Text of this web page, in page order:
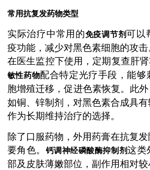
常用抗复发药物类型
实际治疗中常用的免疫调节剂可以
疫功能，减少对黑色素细胞的攻
在医生监控下使用，定期复查肝
敏性药物配合特定光疗手段，能够
胞增殖迁移，促进色素恢复。此外
如铜、锌制剂，对黑色素合成具
作为长期维持治疗的选择。
除了口服药物，外用药膏在抗复
要角色。
钙调神经磷酸酶抑制剂这类
部及皮肤薄嫩部位，副作用相对